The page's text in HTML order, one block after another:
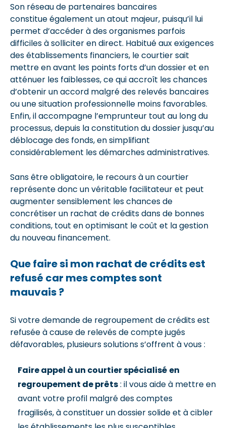
Son réseau de partenaires bancaires
constitue également un atout majeur, puisqu’il lui
permet d’accéder à des organismes parfois
difficiles à solliciter en direct. Habitué aux exigences
des établissements financiers, le courtier sait
mettre en avant les points forts d’un dossier et en
atténuer les faiblesses, ce qui accroît les chances
d’obtenir un accord malgré des relevés bancaires
ou une situation professionnelle moins favorables.
Enfin, il accompagne l’emprunteur tout au long du
processus, depuis la constitution du dossier jusqu’au
déblocage des fonds, en simplifiant
considérablement les démarches administratives.
Sans être obligatoire, le recours à un courtier
représente donc un véritable facilitateur et peut
augmenter sensiblement les chances de
concrétiser un rachat de crédits dans de bonnes
conditions, tout en optimisant le coût et la gestion
du nouveau financement.
Que faire si mon rachat de crédits est
refusé car mes comptes sont
mauvais ?
Si votre demande de regroupement de crédits est
refusée à cause de relevés de compte jugés
défavorables, plusieurs solutions s’offrent à vous :
Faire appel à un courtier spécialisé en
regroupement de prêts: il vous aide à mettre en
avant votre profil malgré des comptes
fragilisés, à constituer un dossier solide et à cibler